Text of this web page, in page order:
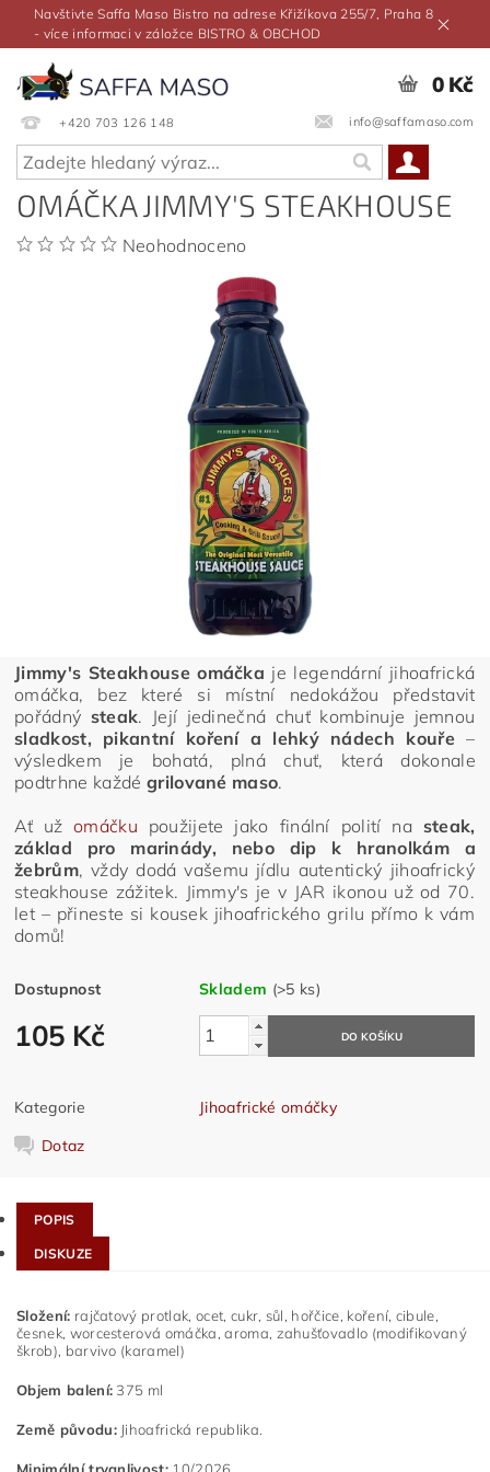
Navštivte Saffa Maso Bistro na adrese Křižíkova 255/7, Praha 8
- více informaci v záložce BISTRO & OBCHOD
+420 703 126 148 info@saffamaso.com
0 Kč
OMÁČKA JIMMY'S STEAKHOUSE
Neohodnoceno
Jimmy's Steakhouse omáčka je legendární jihoafrická
omáčka, bez které si místní nedokážou představit
pořádný steak. Její jedinečná chuť kombinuje jemnou
sladkost, pikantní koření a lehký nádech kouře –
výsledkem je bohatá, plná chuť, která dokonale
podtrhne každé grilované maso.
Ať užomáčku použijete jako finální polití na steak,
základ pro marinády, nebo dip k hranolkám a
žebrům, vždy dodá vašemu jídlu autentický jihoafrický
steakhouse zážitek. Jimmy's je v JAR ikonou už od 70.
let – přineste si kousek jihoafrického grilu přímo k vám
domů!
Dostupnost Skladem (>5 ks)
105 Kč
Kategorie
Jihoafrické omáčky
Dotaz
POPIS
DISKUZE
Složení: rajčatový protlak, ocet, cukr, sůl, hořčice, koření, cibule,
česnek, worcesterová omáčka, aroma, zahušťovadlo (modifikovaný
škrob), barvivo (karamel)
Objem balení: 375 ml
Země původu:Jihoafrická republika.